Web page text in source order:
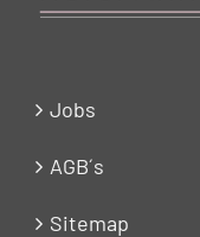
Jobs
AGB´s
Sitemap